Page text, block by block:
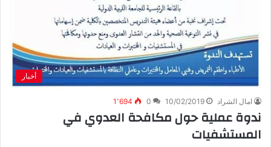
أخبار
امال الشراد 10/02/2019
0 1٬694
ندوة عملية حول مكافحة العدوي في
المستشفيات